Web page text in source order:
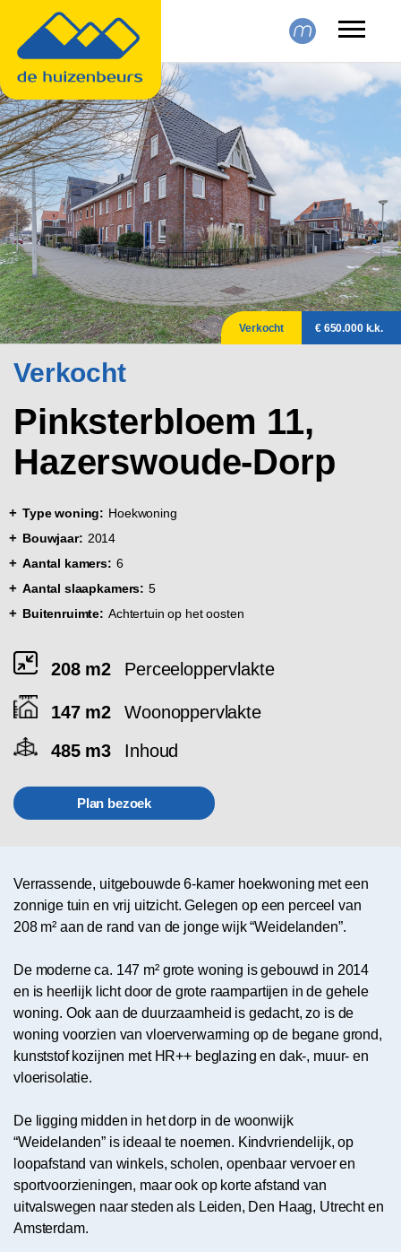
Verkocht € 650.000 k.k.
Verkocht
Pinksterbloem 11,
Hazerswoude-Dorp
Type woning: Hoekwoning
Bouwjaar: 2014
Aantal kamers: 6
Aantal slaapkamers: 5
Buitenruimte: Achtertuin op het oosten
208 m2 Perceeloppervlakte
147 m2
Woonoppervlakte
485 m3
Inhoud
Plan bezoek
Verrassende, uitgebouwde 6-kamer hoekwoning met een
zonnige tuin en vrij uitzicht. Gelegen op een perceel van
208 m² aan de rand van de jonge wijk “Weidelanden”.
De moderne ca. 147 m² grote woning is gebouwd in 2014
en is heerlijk licht door de grote raampartijen in de gehele
woning. Ook aan de duurzaamheid is gedacht, zo is de
woning voorzien van vloerverwarming op de begane grond,
kunststof kozijnen met HR++ beglazing en dak-, muur- en
vloerisolatie.
De ligging midden in het dorp in de woonwijk
“Weidelanden” is ideaal te noemen. Kindvriendelijk, op
loopafstand van winkels, scholen, openbaar vervoer en
sportvoorzieningen, maar ook op korte afstand van
uitvalswegen naar steden als Leiden, Den Haag, Utrecht en
Amsterdam.